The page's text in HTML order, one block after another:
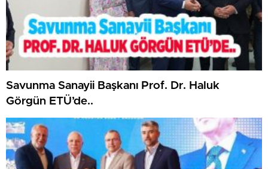
Savunma Sanayii Başkanı Prof. Dr. Haluk
Görgün ETÜ’de..